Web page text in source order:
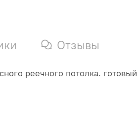
Отзывы
реечного потолка.